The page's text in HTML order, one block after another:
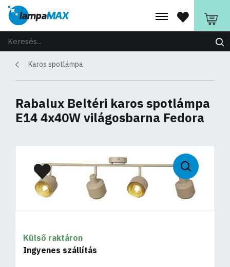
Karos spotlámpa
Rabalux Beltéri karos spotlámpa
E14 4x40W világosbarna Fedora
Külső raktáron
Ingyenes szállítás